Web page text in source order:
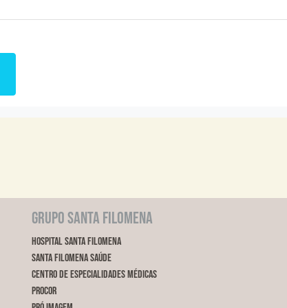
Grupo Santa Filomena
Hospital Santa Filomena
Santa Filomena Saúde
Centro de Especialidades Médicas
ProCor